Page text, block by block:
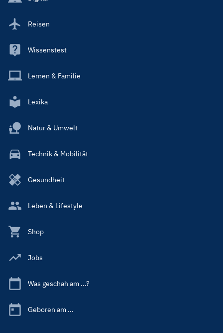
Reisen
Wissenstest
Lernen & Familie
Lexika
Natur & Umwelt
Technik & Mobilität
Gesundheit
Leben & Lifestyle
Shop
Jobs
Was geschah am ...?
Geboren am ...